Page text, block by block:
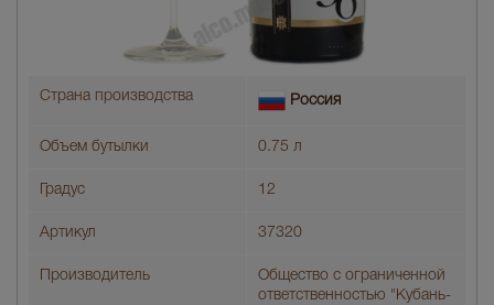
Страна производства Россия
Объем бутылки 0.75 л
Градус 12
Артикул 37320
Производитель
Общество с ограниченной
ответственностью "Кубань-